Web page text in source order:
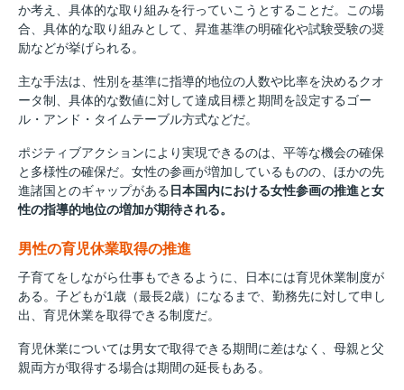
か考え、具体的な取り組みを行っていこうとすることだ。この場
合、具体的な取り組みとして、昇進基準の明確化や試験受験の奨
励などが挙げられる。
主な手法は、性別を基準に指導的地位の人数や比率を決めるクオ
ータ制、具体的な数値に対して達成目標と期間を設定するゴー
ル・アンド・タイムテーブル方式などだ。
ポジティブアクションにより実現できるのは、平等な機会の確保
と多様性の確保だ。女性の参画が増加しているものの、ほかの先
進諸国とのギャップがある 日本国内における女性参画の推進と女
性の指導的地位の増加が期待される。
男性の育児休業取得の推進
子育てをしながら仕事もできるように、日本には育児休業制度が
ある。子どもが1歳（最長2歳）になるまで、勤務先に対して申し
出、育児休業を取得できる制度だ。
育児休業については男女で取得できる期間に差はなく、母親と父
親両方が取得する場合は期間の延長もある。